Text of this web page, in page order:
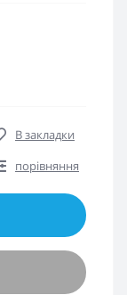
В закладки
порівняння